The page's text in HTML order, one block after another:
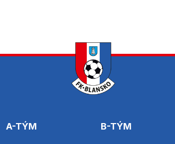
A-TÝM B-TÝM